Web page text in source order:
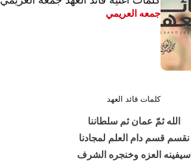
جمعه العريمي
كلمات قائد العهد
الله ثمّ عمان ثم سلطاننا
نقسم قسم دام العلم لمجادنا
سيفينه العزه وخنجره الشرف